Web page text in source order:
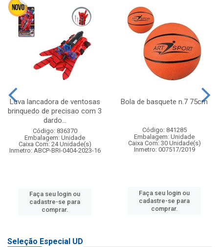
Luva lancadora de ventosas
brinquedo de precisao com 3
dardo...
Código: 836370
Embalagem: Unidade
Caixa Com: 24 Unidade(s)
Inmetro: ABCP-BRI-0404-2023-16
Faça seu login ou
cadastre-se para
comprar.
Bola de basquete n.7 75cm
Código: 841285
Embalagem: Unidade
Caixa Com: 30 Unidade(s)
Inmetro: 007517/2019
Faça seu login ou
cadastre-se para
comprar.
Seleção Especial UD